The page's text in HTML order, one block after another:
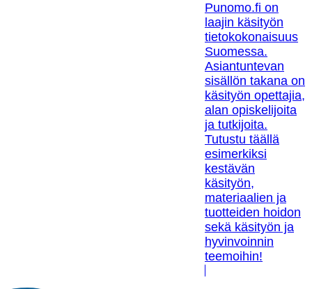
Punomo.fi on
laajin käsityön
tietokokonaisuus
Suomessa.
Asiantuntevan
sisällön takana on
käsityön opettajia,
alan opiskelijoita
ja tutkijoita.
Tutustu täällä
esimerkiksi
kestävän
käsityön,
materiaalien ja
tuotteiden hoidon
sekä käsityön ja
hyvinvoinnin
teemoihin!